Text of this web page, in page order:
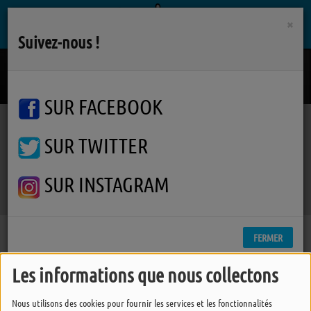
Les informations que nous collectons
Nous utilisons des cookies pour fournir les services et les fonctionnalités
Podcasts Phil's Jazz Phil's Jazz
Phil's Jazz
×
Suivez-nous !
SUR FACEBOOK
SUR TWITTER
SUR INSTAGRAM
FERMER